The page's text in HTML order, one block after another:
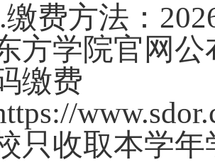
缴费方法 ：
方学院官网公
缴费
只收取本学